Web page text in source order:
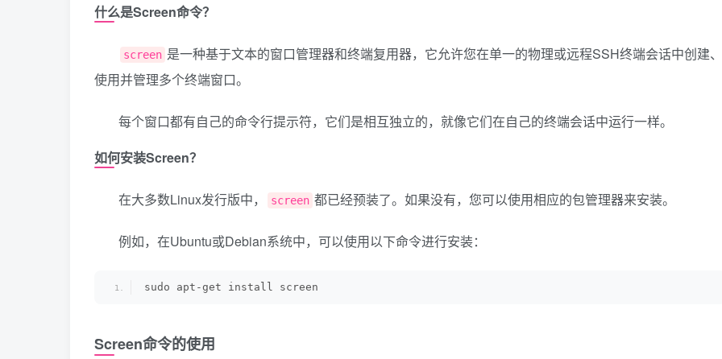
什么是Screen命令？
screen 是一种基于文本的窗口管理器和终端复用器，它允许您在单一的物理或远程SSH终端会话中创建、
使用并管理多个终端窗口。
每个窗口都有自己的命令行提示符，它们是相互独立的，就像它们在自己的终端会话中运行一样。
如何安装Screen？
在大多数Linux发行版中， screen 都已经预装了。如果没有，您可以使用相应的包管理器来安装。
例如，在Ubuntu或Debian系统中，可以使用以下命令进行安装：
sudo apt-get install screen
Screen命令的使用